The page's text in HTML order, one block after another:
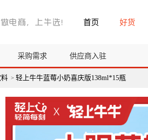
首页 好货
采购需求 供应商入驻
> 轻上牛牛蓝莓小奶喜庆版138ml*15瓶